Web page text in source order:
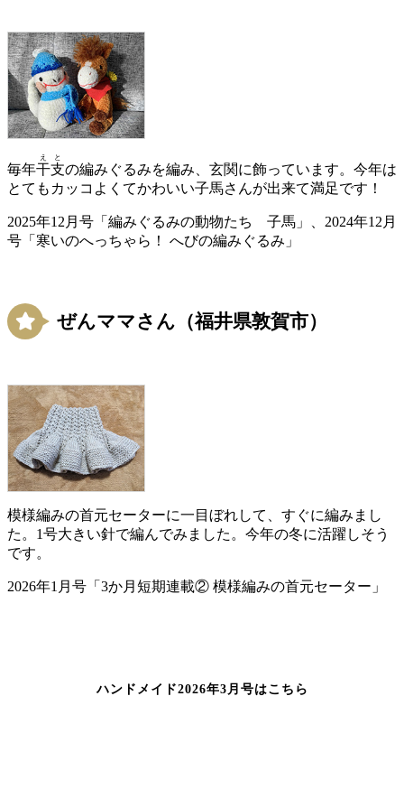
毎年干支
えと
の編みぐるみを編み、玄関に飾っています。今年は
とてもカッコよくてかわいい子馬さんが出来て満足です！
2025年12月号「編みぐるみの動物たち 子馬」、2024年12月
号「寒いのへっちゃら！ へびの編みぐるみ」
ぜんママさん（福井県敦賀市）
模様編みの首元セーターに一目ぼれして、すぐに編みまし
た。1号大きい針で編んでみました。今年の冬に活躍しそう
です。
2026年1月号「3か月短期連載② 模様編みの首元セーター」
ハンドメイド2026年3月号はこちら